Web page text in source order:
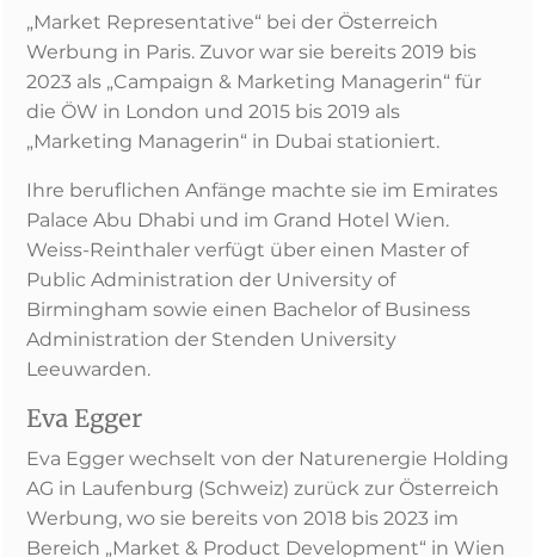
„Market Representative“ bei der Österreich
Werbung in Paris. Zuvor war sie bereits 2019 bis
2023 als „Campaign & Marketing Managerin“ für
die ÖW in London und 2015 bis 2019 als
„Marketing Managerin“ in Dubai stationiert.
Ihre beruflichen Anfänge machte sie im Emirates
Palace Abu Dhabi und im Grand Hotel Wien.
Weiss-Reinthaler verfügt über einen Master of
Public Administration der University of
Birmingham sowie einen Bachelor of Business
Administration der Stenden University
Leeuwarden.
Eva Egger
Eva Egger wechselt von der Naturenergie Holding
AG in Laufenburg (Schweiz) zurück zur Österreich
Werbung, wo sie bereits von 2018 bis 2023 im
Bereich „Market & Product Development“ in Wien